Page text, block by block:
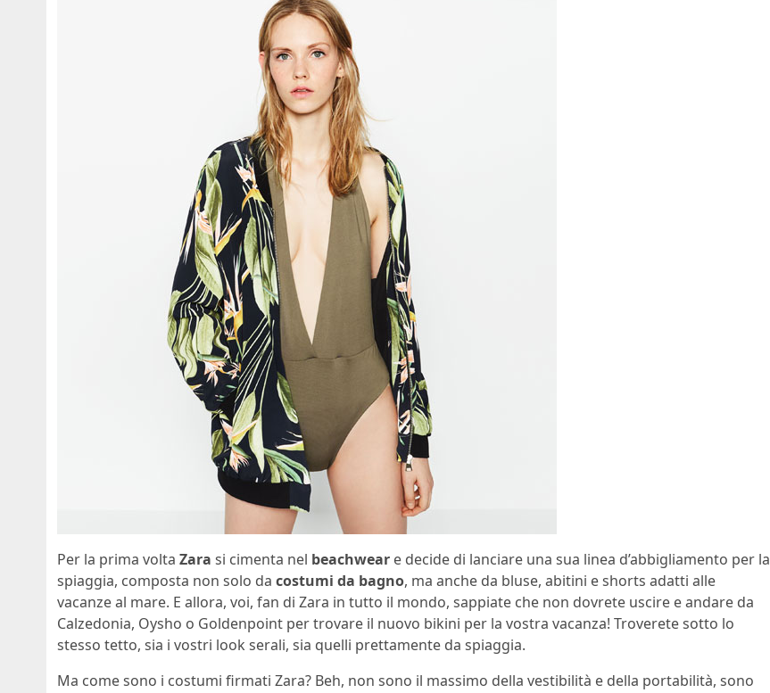
Per la prima volta Zara si cimenta nel beachwear e decide di lanciare una sua linea d’abbigliamento per la
spiaggia, composta non solo da costumi da bagno, ma anche da bluse, abitini e shorts adatti alle
vacanze al mare. E allora, voi, fan di Zara in tutto il mondo, sappiate che non dovrete uscire e andare da
Calzedonia, Oysho o Goldenpoint per trovare il nuovo bikini per la vostra vacanza! Troverete sotto lo
stesso tetto, sia i vostri look serali, sia quelli prettamente da spiaggia.
Ma come sono i costumi firmati Zara? Beh, non sono il massimo della vestibilità e della portabilità, sono